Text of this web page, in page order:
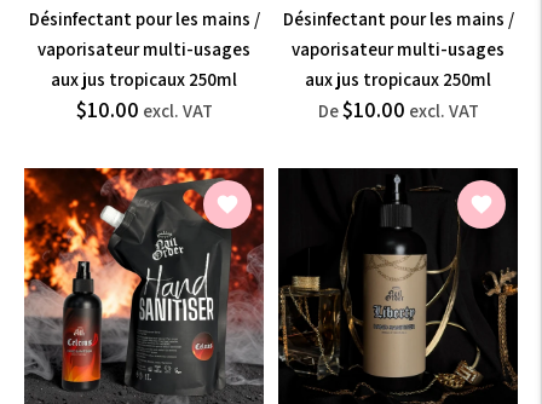
Désinfectant pour les mains /
vaporisateur multi-usages
aux jus tropicaux 250ml
Prix
$10.00 excl. VAT$12.00
VAT
Désinfectant pour les mains /
vaporisateur multi-usages
aux jus tropicaux 250ml
Prix
De$10.00 excl. VAT$12.00
VAT